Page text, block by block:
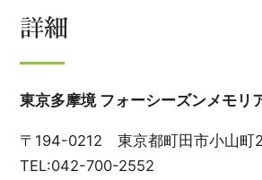
詳細
東京多摩境 フォーシーズンメモリ
〒194-0212 東京都町田市小山町
TEL:042-700-2552